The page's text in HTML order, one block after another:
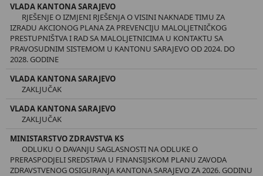
VLADA KANTONA SARAJEVO
RJEŠENJE O IZMJENI RJEŠENJA O VISINI NAKNADE TIMU ZA
IZRADU AKCIONOG PLANA ZA PREVENCIJU MALOLJETNIČKOG
PRESTUPNIŠTVA I RAD SA MALOLJETNICIMA U KONTAKTU SA
PRAVOSUDNIM SISTEMOM U KANTONU SARAJEVO OD 2024. DO
2028. GODINE
VLADA KANTONA SARAJEVO
ZAKLJUČAK
VLADA KANTONA SARAJEVO
ZAKLJUČAK
MINISTARSTVO ZDRAVSTVA KS
ODLUKU O DAVANJU SAGLASNOSTI NA ODLUKE O
PRERASPODJELI SREDSTAVA U FINANSIJSKOM PLANU ZAVODA
ZDRAVSTVENOG OSIGURANJA KANTONA SARAJEVO ZA 2026. GODINU